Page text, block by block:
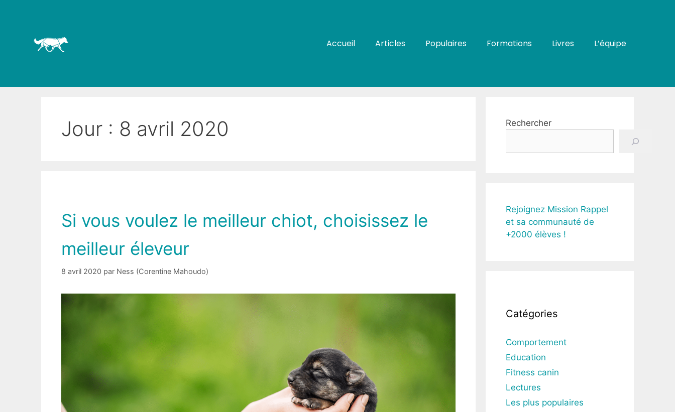
Accueil Articles Populaires Formations Livres L’équipe
Jour : 8 avril 2020
Si vous voulez le meilleur chiot, choisissez le
meilleur éleveur
8 avril 2020 par Ness (Corentine Mahoudo)
Rechercher
Rejoignez Mission Rappel
et sa communauté de
+2000 élèves !
Catégories
Comportement
Education
Fitness canin
Lectures
Les plus populaires